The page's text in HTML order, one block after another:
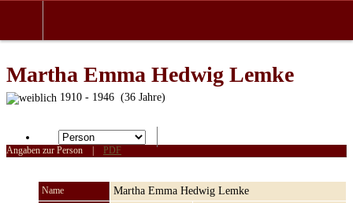
Martha Emma Hedwig Lemke
1910 - 1946 (36 Jahre)
Angaben zur Person | PDF
Name Martha Emma Hedwig Lemke